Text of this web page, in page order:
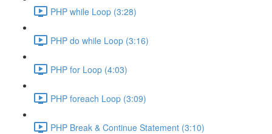
PHP while Loop (3:28)
PHP do while Loop (3:16)
PHP for Loop (4:03)
PHP foreach Loop (3:09)
PHP Break & Continue Statement (3:10)